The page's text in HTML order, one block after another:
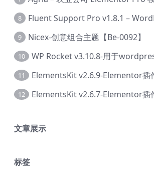
8
9 Nicex-创意组合主题【Be-0092】
10
11 ElementsKit v2.6.9-Elementor插
12 ElementsKit v2.6.7-Elementor插
文章展示
标签